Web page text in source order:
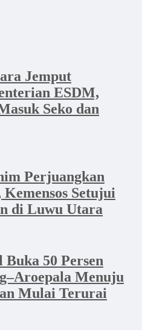
Jemput
ESDM,
Seko dan
Perjuangkan
Setujui
di Luwu Utara
50 Persen
Menuju
Mulai Terurai